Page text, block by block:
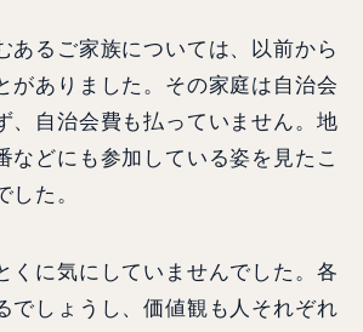
あるご家族については、以前から
がありました。その家庭は自治会
、自治会費も払っていません。地
などにも参加している姿を見たこ
した。
くに気にしていませんでした。各
でしょうし、価値観も人それぞれ